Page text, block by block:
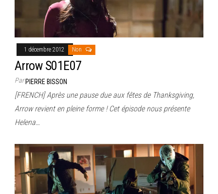
1 décembre 2012 Non
Arrow S01E07
ParPIERRE BISSON
[FRENCH] Après une pause due aux fêtes de Thanksgiving,
Arrow revient en pleine forme ! Cet épisode nous présente
Helena…